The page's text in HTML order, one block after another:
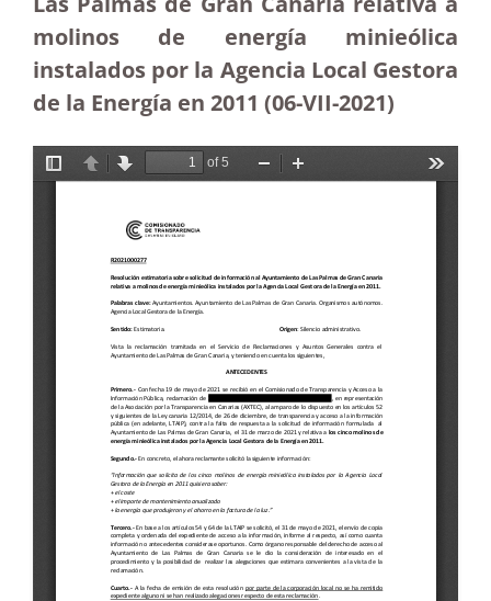
molinos de energía minieólica
instalados por la Agencia Local Gestora
de la Energía en 2011 (06-VII-2021)